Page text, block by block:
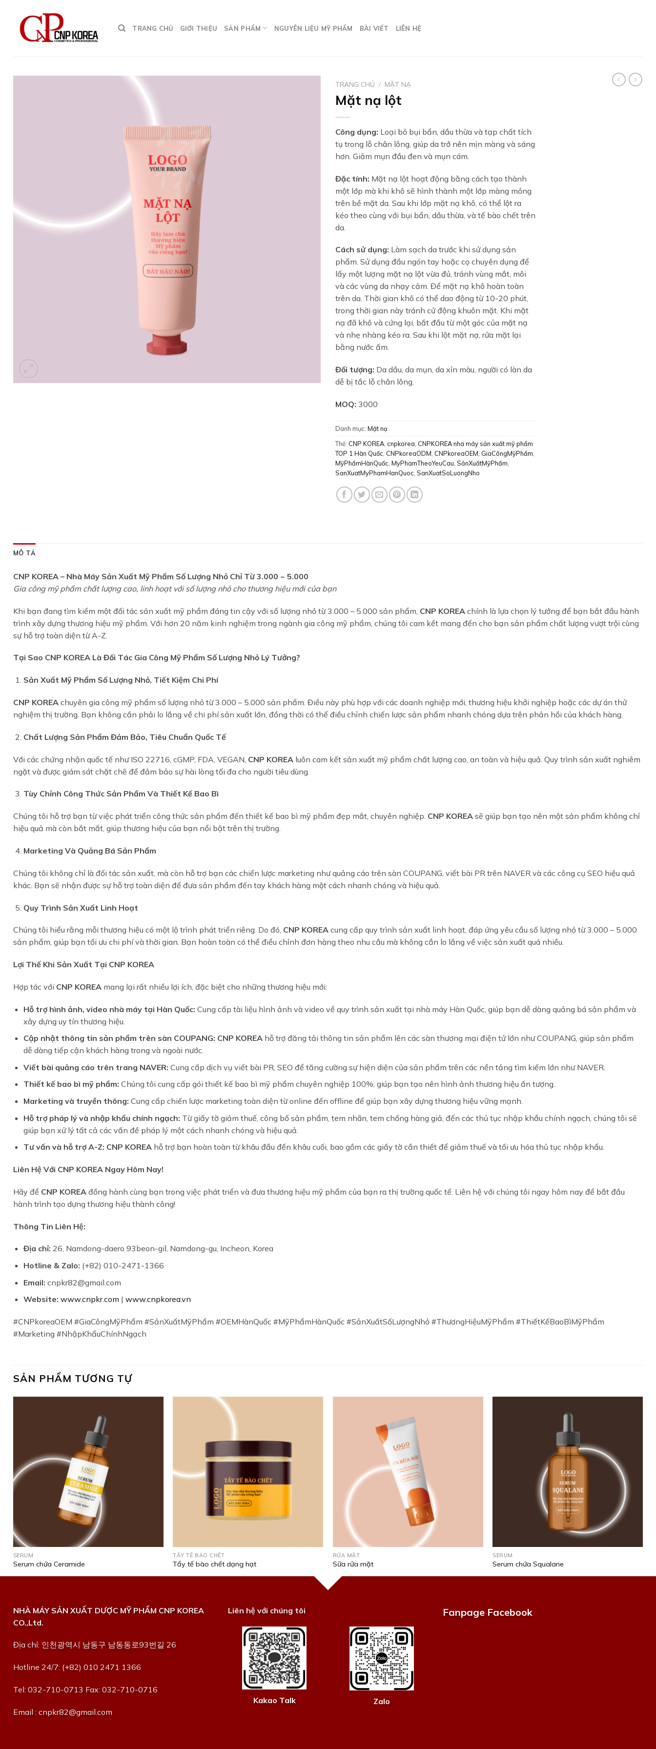
TRANG CHỦ GIỚI THIỆU SẢN PHẨM NGUYÊN LIỆU MỸ PHẨM BÀI VIẾT LIÊN HỆ
TRANG CHỦ / MẶT NẠ
Mặt nạ lột
Công dụng: Loại bỏ bụi bẩn, dầu thừa và tạp chất tích
tụ trong lỗ chân lông, giúp da trở nên mịn màng và sáng
hơn. Giảm mụn đầu đen và mụn cám.
Đặc tính: Mặt nạ lột hoạt động bằng cách tạo thành
một lớp mà khi khô sẽ hình thành một lớp màng mỏng
trên bề mặt da. Sau khi lớp mặt nạ khô, có thể lột ra
kéo theo cùng với bụi bẩn, dầu thừa, và tế bào chết trên
da.
Cách sử dụng: Làm sạch da trước khi sử dụng sản
phẩm. Sử dụng đầu ngón tay hoặc cọ chuyên dụng để
lấy một lượng mặt nạ lột vừa đủ, tránh vùng mắt, môi
và các vùng da nhạy cảm. Để mặt nạ khô hoàn toàn
trên da. Thời gian khô có thể dao động từ 10-20 phút,
trong thời gian này tránh cử động khuôn mặt. Khi mặt
nạ đã khô và cứng lại, bắt đầu từ một góc của mặt nạ
và nhẹ nhàng kéo ra. Sau khi lột mặt nạ, rửa mặt lại
bằng nước ấm.
Đối tượng: Da dầu, da mụn, da xỉn màu, người có làn da
dễ bị tắc lỗ chân lông.
MOQ: 3000
Danh mục: Mặt nạ
Thẻ: CNP KOREA cnpkorea CNPKOREA nha máy sản xuất mỹ phẩm
TOP 1 Hàn Quốc CNPkoreaODM CNPkoreaOEM GiaCôngMỹPhẩm
MỹPhẩmHànQuốc MyPhamTheoYeuCau SảnXuấtMỹPhẩm
SanXuatMyPhamHanQuoc SanXuatSoLuongNho
MÔ TẢ
CNP KOREA – Nhà Máy Sản Xuất Mỹ Phẩm Số Lượng Nhỏ Chỉ Từ 3.000 ~ 5.000
Gia công mỹ phẩm chất lượng cao, linh hoạt với số lượng nhỏ cho thương hiệu mới của bạn
Khi bạn đang tìm kiếm một đối tác sản xuất mỹ phẩm đáng tin cậy với số lượng nhỏ từ 3.000 – 5.000 sản phẩm, CNP KOREA chính là lựa chọn lý tưởng để bạn bắt đầu hành
trình xây dựng thương hiệu mỹ phẩm. Với hơn 20 năm kinh nghiệm trong ngành gia công mỹ phẩm, chúng tôi cam kết mang đến cho bạn sản phẩm chất lượng vượt trội cùng
sự hỗ trợ toàn diện từ A-Z.
Tại Sao CNP KOREA Là Đối Tác Gia Công Mỹ Phẩm Số Lượng Nhỏ Lý Tưởng?
Sản Xuất Mỹ Phẩm Số Lượng Nhỏ, Tiết Kiệm Chi Phí
CNP KOREA chuyên gia công mỹ phẩm số lượng nhỏ từ 3.000 – 5.000 sản phẩm. Điều này phù hợp với các doanh nghiệp mới, thương hiệu khởi nghiệp hoặc các dự án thử
nghiệm thị trường. Bạn không cần phải lo lắng về chi phí sản xuất lớn, đồng thời có thể điều chỉnh chiến lược sản phẩm nhanh chóng dựa trên phản hồi của khách hàng.
Chất Lượng Sản Phẩm Đảm Bảo, Tiêu Chuẩn Quốc Tế
Với các chứng nhận quốc tế như ISO 22716, cGMP, FDA, VEGAN, CNP KOREA luôn cam kết sản xuất mỹ phẩm chất lượng cao, an toàn và hiệu quả. Quy trình sản xuất nghiêm
ngặt và được giám sát chặt chẽ để đảm bảo sự hài lòng tối đa cho người tiêu dùng.
Tùy Chỉnh Công Thức Sản Phẩm Và Thiết Kế Bao Bì
Chúng tôi hỗ trợ bạn từ việc phát triển công thức sản phẩm đến thiết kế bao bì mỹ phẩm đẹp mắt, chuyên nghiệp. CNP KOREA sẽ giúp bạn tạo nên một sản phẩm không chỉ
hiệu quả mà còn bắt mắt, giúp thương hiệu của bạn nổi bật trên thị trường.
Marketing Và Quảng Bá Sản Phẩm
Chúng tôi không chỉ là đối tác sản xuất, mà còn hỗ trợ bạn các chiến lược marketing như quảng cáo trên sàn COUPANG, viết bài PR trên NAVER và các công cụ SEO hiệu quả
khác. Bạn sẽ nhận được sự hỗ trợ toàn diện để đưa sản phẩm đến tay khách hàng một cách nhanh chóng và hiệu quả.
Quy Trình Sản Xuất Linh Hoạt
Chúng tôi hiểu rằng mỗi thương hiệu có một lộ trình phát triển riêng. Do đó, CNP KOREA cung cấp quy trình sản xuất linh hoạt, đáp ứng yêu cầu số lượng nhỏ từ 3.000 – 5.000
sản phẩm, giúp bạn tối ưu chi phí và thời gian. Bạn hoàn toàn có thể điều chỉnh đơn hàng theo nhu cầu mà không cần lo lắng về việc sản xuất quá nhiều.
Lợi Thế Khi Sản Xuất Tại CNP KOREA
Hợp tác với CNP KOREA mang lại rất nhiều lợi ích, đặc biệt cho những thương hiệu mới:
Hỗ trợ hình ảnh, video nhà máy tại Hàn Quốc: Cung cấp tài liệu hình ảnh và video về quy trình sản xuất tại nhà máy Hàn Quốc, giúp bạn dễ dàng quảng bá sản phẩm và
xây dựng uy tín thương hiệu.
Cập nhật thông tin sản phẩm trên sàn COUPANG: CNP KOREAhỗ trợ đăng tải thông tin sản phẩm lên các sàn thương mại điện tử lớn như COUPANG, giúp sản phẩm
dễ dàng tiếp cận khách hàng trong và ngoài nước.
Viết bài quảng cáo trên trang NAVER: Cung cấp dịch vụ viết bài PR, SEO để tăng cường sự hiện diện của sản phẩm trên các nền tảng tìm kiếm lớn như NAVER.
Thiết kế bao bì mỹ phẩm: Chúng tôi cung cấp gói thiết kế bao bì mỹ phẩm chuyên nghiệp 100%, giúp bạn tạo nên hình ảnh thương hiệu ấn tượng.
Marketing và truyền thông: Cung cấp chiến lược marketing toàn diện từ online đến offline để giúp bạn xây dựng thương hiệu vững mạnh.
Hỗ trợ pháp lý và nhập khẩu chính ngạch: Từ giấy tờ giảm thuế, công bố sản phẩm, tem nhãn, tem chống hàng giả, đến các thủ tục nhập khẩu chính ngạch, chúng tôi sẽ
giúp bạn xử lý tất cả các vấn đề pháp lý một cách nhanh chóng và hiệu quả.
Tư vấn và hỗ trợ A-Z: CNP KOREAhỗ trợ bạn hoàn toàn từ khâu đầu đến khâu cuối, bao gồm các giấy tờ cần thiết để giảm thuế và tối ưu hóa thủ tục nhập khẩu.
Liên Hệ Với CNP KOREA Ngay Hôm Nay!
Hãy để CNP KOREA đồng hành cùng bạn trong việc phát triển và đưa thương hiệu mỹ phẩm của bạn ra thị trường quốc tế. Liên hệ với chúng tôi ngay hôm nay để bắt đầu
hành trình tạo dựng thương hiệu thành công!
Thông Tin Liên Hệ:
Địa chỉ: 26, Namdong-daero 93beon-gil, Namdong-gu, Incheon, Korea
Hotline & Zalo: (+82) 010-2471-1366
Email: cnpkr82@gmail.com
Website: www.cnpkr.com | www.cnpkorea.vn
#CNPkoreaOEM #GiaCôngMỹPhẩm #SảnXuấtMỹPhẩm #OEMHànQuốc #MỹPhẩmHànQuốc #SảnXuấtSốLượngNhỏ #ThươngHiệuMỹPhẩm #ThiếtKếBaoBìMỹPhẩm
#Marketing #NhậpKhẩuChínhNgạch
SẢN PHẨM TƯƠNG TỰ
SERUM
Serum chứa Ceramide
TẨY TẾ BÀO CHẾT
Tẩy tế bào chết dạng hạt
RỬA MẶT
Sữa rửa mặt
SERUM
Serum chứa Squalane
NHÀ MÁY SẢN XUẤT DƯỢC MỸ PHẨM CNP KOREA
CO.,Ltd.
Địa chỉ: 인천광역시 남동구 남동동로93번길 26
Hotline 24/7: (+82) 010 2471 1366
Tel: 032-710-0713 Fax: 032-710-0716
Email : cnpkr82@gmail.com
Liên hệ với chúng tôi
Kakao Talk Zalo
Fanpage Facebook